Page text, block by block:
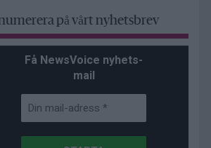
på vårt nyhetsbrev
Få NewsVoice nyhets-
mail